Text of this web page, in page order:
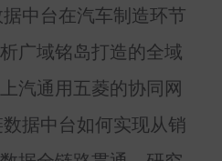
中台在汽车制造环节
广域铭岛打造的全域
汽通用五菱的协同网
据中台如何实现从销